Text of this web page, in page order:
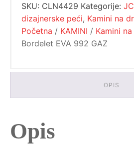
SKU: CLN4429 Kategorije:
dizajnerske peći, Kamini na
Početna / KAMINI / Kamini
Bordelet EVA 992 GAZ
OPIS
Opis